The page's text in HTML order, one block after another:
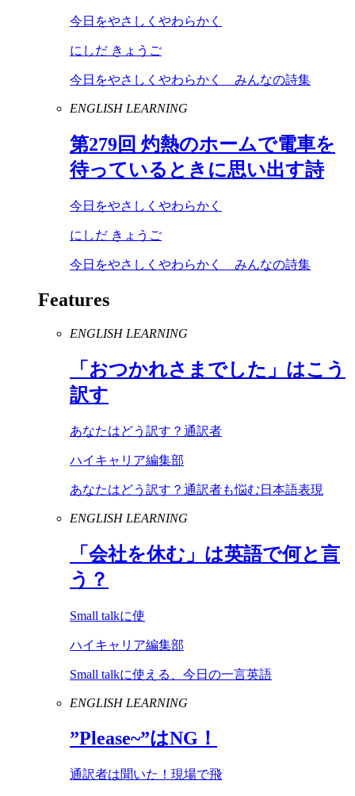
今日をやさしくやわらかく
にしだ きょうご
今日をやさしくやわらかく みんなの詩集
ENGLISH LEARNING
第279回 灼熱のホームで電車を
待っているときに思い出す詩
今日をやさしくやわらかく
にしだ きょうご
今日をやさしくやわらかく みんなの詩集
Features
ENGLISH LEARNING
「おつかれさまでした」はこう
訳す
あなたはどう訳す？通訳者
ハイキャリア編集部
あなたはどう訳す？通訳者も悩む日本語表現
ENGLISH LEARNING
「会社を休む」は英語で何と言
う？
Small talkに使
ハイキャリア編集部
Small talkに使える、今日の一言英語
ENGLISH LEARNING
”Please~”はNG ！
通訳者は聞いた！現場で飛